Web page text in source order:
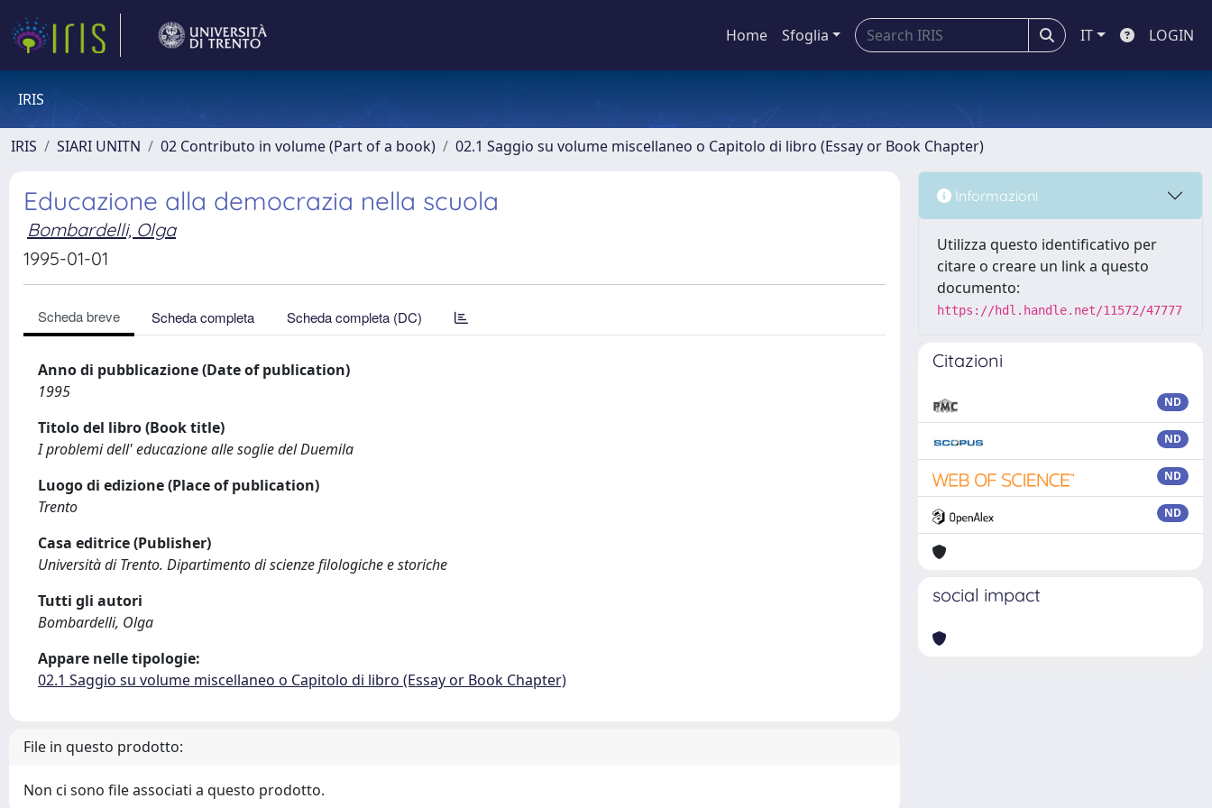
Home Sfoglia IT LOGIN
IRIS
IRIS SIARI UNITN 02 Contributo in volume (Part of a book) 02.1 Saggio su volume miscellaneo o Capitolo di libro (Essay or Book Chapter)
Educazione alla democrazia nella scuola
Bombardelli, Olga
1995-01-01
Scheda breve Scheda completa Scheda completa (DC)
Anno di pubblicazione (Date of publication)
1995
Titolo del libro (Book title)
I problemi dell' educazione alle soglie del Duemila
Luogo di edizione (Place of publication)
Trento
Casa editrice (Publisher)
Università di Trento. Dipartimento di scienze filologiche e storiche
Tutti gli autori
Bombardelli, Olga
Appare nelle tipologie:
02.1 Saggio su volume miscellaneo o Capitolo di libro (Essay or Book Chapter)
File in questo prodotto:
Non ci sono file associati a questo prodotto.
Informazioni
Utilizza questo identificativo per
citare o creare un link a questo
documento:
https://hdl.handle.net/11572/47777
Citazioni
ND
ND
ND
ND
social impact